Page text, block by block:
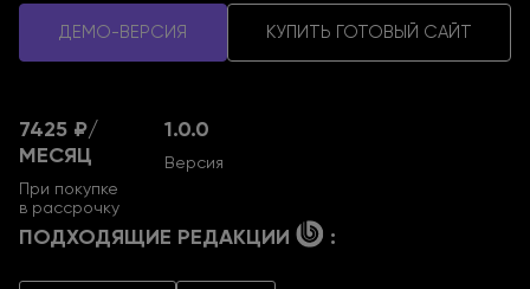
ДЕМО-ВЕРСИЯ КУПИТЬ ГОТОВЫЙ САЙТ
7425 ₽/
МЕСЯЦ
При покупке
в рассрочку
1.0.0
Версия
ПОДХОДЯЩИЕ РЕДАКЦИИ :